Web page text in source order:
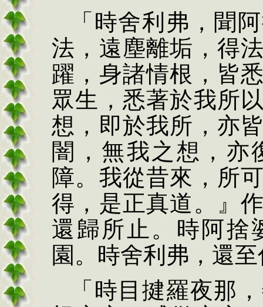
「時舍利弗，聞
法，遠塵離垢，得
躍，身諸情根，皆
眾生，悉著於我所
想，即於我所，亦
闇，無我之想，亦
障。我從昔來，所
得，是正真道。』
還歸所止。時阿捨
園。時舍利弗，還
「時目揵羅夜那